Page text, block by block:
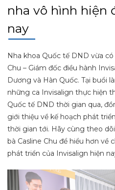
nha vô hình hiện
nay
Nha khoa Quốc tế DND vừa
Chu – Giám đốc điều hành
Dương và Hàn Quốc. Tại buổi
những ca Invisalign thực hiện
Quốc tế DND thời gian qua,
giới thiệu về kế hoạch phát
thời gian tới. Hãy cùng theo
bà Casline Chu để hiểu hơn về
phát triển của Invisalign hiện